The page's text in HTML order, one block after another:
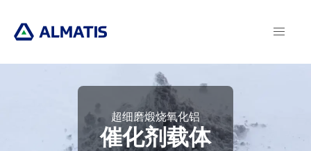
main
content
超细磨煅烧氧化铝
催化剂载体